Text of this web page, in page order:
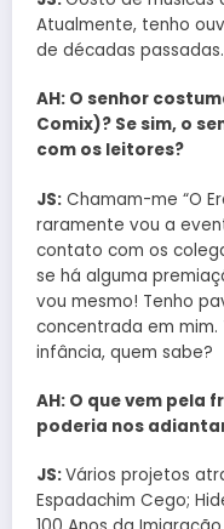
Atualmente, tenho
de décadas passadas.
AH: O senhor
Comix)? Se sim, o
com os leitores?
JS: Chamam-me “O
raramente vou a
contato com os
se há alguma
vou mesmo! Tenho
concentrada em mim.
infância, quem sabe?
AH: O que vem pela
poderia nos
JS:Vários projetos
Espadachim Cego;